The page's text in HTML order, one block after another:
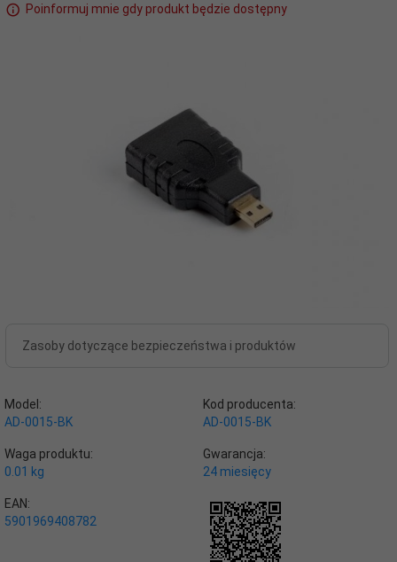
Poinformuj mnie gdy produkt będzie dostępny
Zasoby dotyczące bezpieczeństwa i produktów
Model:
AD-0015-BK
Kod producenta:
AD-0015-BK
Waga produktu:
0.01 kg
Gwarancja:
24 miesięcy
EAN:
5901969408782